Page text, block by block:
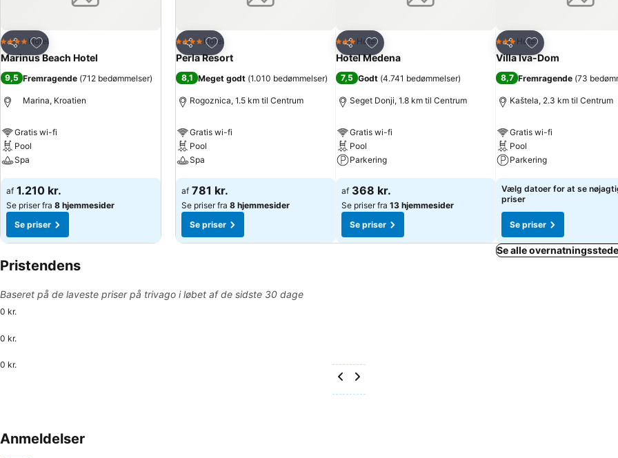
Del
Føj til favoritter
4 StjernerHotel
Marinus Beach Hotel
9,5 Fremragende (712 bedømmelser)
Marina, Kroatien
Gratis wi-fi
Pool
Spa
Se priser
af 1.210 kr.
Se priser fra 8 hjemmesider
Se priser
Del
Føj til favoritter
4 StjernerHotel
Perla Resort
8,1 Meget godt (1.010 bedømmelser)
Rogoznica, 1.5 km til Centrum
Gratis wi-fi
Pool
Spa
Se priser
af 781 kr.
Se priser fra 8 hjemmesider
Se priser
Del
Føj til favoritter
3 Stjerner
Hotel
Hotel Medena
7,5 Godt (4.741 bedømmelser)
Seget Donji, 1.8 km til Centrum
Gratis wi-fi
Pool
Parkering
Se priser
af 368 kr.
Se priser fra 13 hjemmesider
Se priser
Del
Føj til favoritter
3 Stjerner
Hotel
Villa Iva-Dom
8,7 Fremragende (73
Kaštela, 2.3 km til Centrum
Gratis wi-fi
Pool
Parkering
Se priser
Vælg datoer for at se
priser
Se priser
Se alle
Pristendens
Baseret på de laveste priser på trivago i løbet af de sidste 30 dage
0 kr.
0 kr.
0 kr.
Anmeldelser